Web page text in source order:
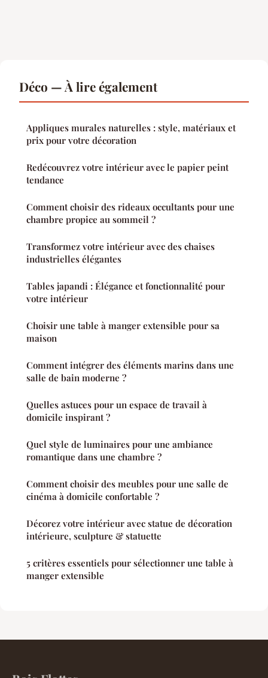
Déco — À lire également
Appliques murales naturelles : style, matériaux et
prix pour votre décoration
Redécouvrez votre intérieur avec le papier peint
tendance
Comment choisir des rideaux occultants pour une
chambre propice au sommeil ?
Transformez votre intérieur avec des chaises
industrielles élégantes
Tables japandi : Élégance et fonctionnalité pour
votre intérieur
Choisir une table à manger extensible pour sa
maison
Comment intégrer des éléments marins dans une
salle de bain moderne ?
Quelles astuces pour un espace de travail à
domicile inspirant ?
Quel style de luminaires pour une ambiance
romantique dans une chambre ?
Comment choisir des meubles pour une salle de
cinéma à domicile confortable ?
Décorez votre intérieur avec statue de décoration
intérieure, sculpture & statuette
5 critères essentiels pour sélectionner une table à
manger extensible